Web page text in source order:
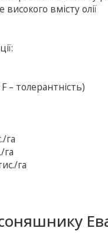
вмісту олії
F – толерантність)
га
га
га